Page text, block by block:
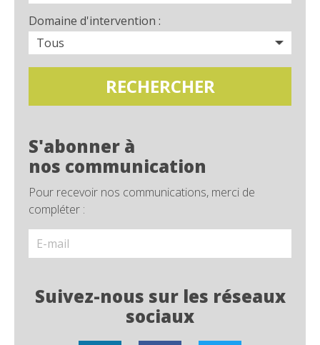
Domaine d'intervention :
S'abonner à
nos communication
Pour recevoir nos communications, merci de
compléter :
Suivez-nous sur les réseaux
sociaux